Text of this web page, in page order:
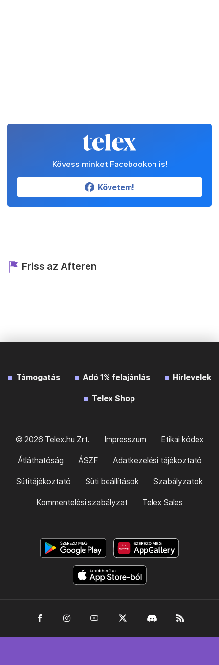
Kövess minket Facebookon is!
Követem!
Friss az Afteren
Támogatás Adó 1% felajánlás Hírlevelek
Telex Shop
© 2026 Telex.hu Zrt. Impresszum Etikai kódex
Átláthatóság ÁSZF Adatkezelési tájékoztató
Sütitájékoztató Süti beállítások Szabályzatok
Kommentelési szabályzat Telex Sales